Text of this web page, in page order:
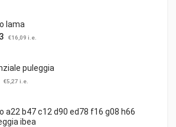
lama
€16,09 i.e.
puleggia
€5,27 i.e.
a22 b47 c12 d90 ed78 f16 g08 h66
ibea